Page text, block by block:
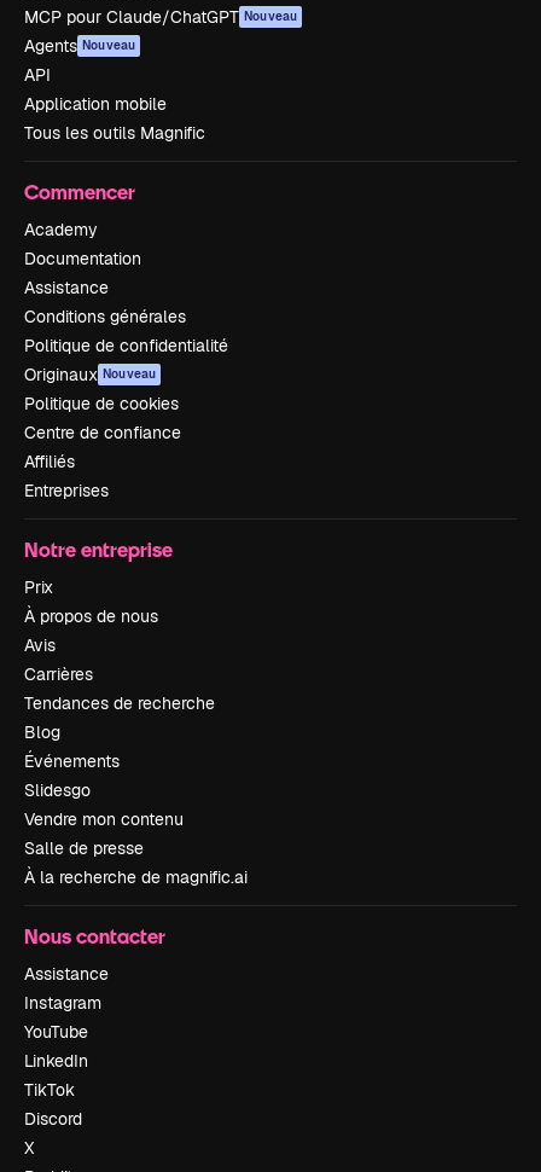
MCP pour Claude/ChatGPT Nouveau
Agents Nouveau
API
Application mobile
Tous les outils Magnific
Commencer
Academy
Documentation
Assistance
Conditions générales
Politique de confidentialité
Originaux Nouveau
Politique de cookies
Centre de confiance
Affiliés
Entreprises
Notre entreprise
Prix
À propos de nous
Avis
Carrières
Tendances de recherche
Blog
Événements
Slidesgo
Vendre mon contenu
Salle de presse
À la recherche de magnific.ai
Nous contacter
Assistance
Instagram
YouTube
LinkedIn
TikTok
Discord
X